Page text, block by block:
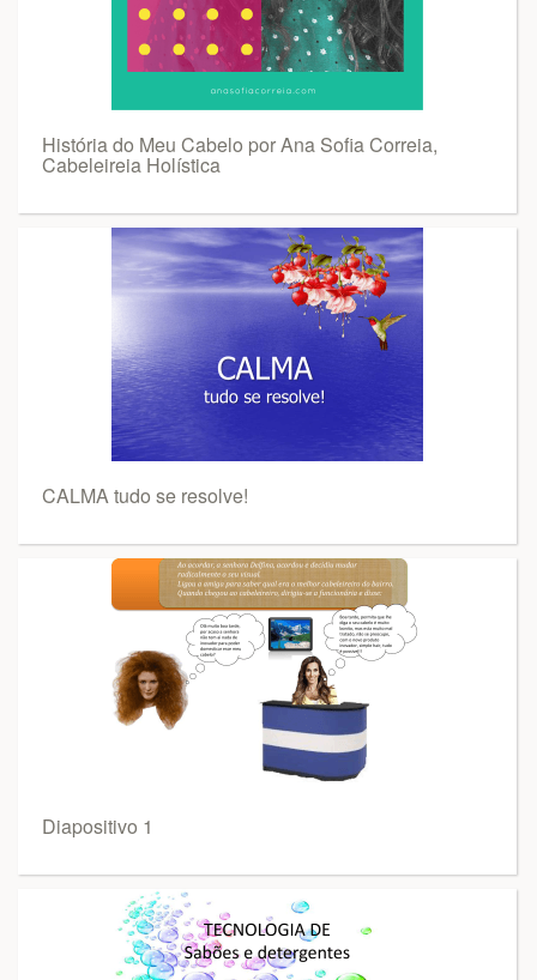
História do Meu Cabelo por Ana Sofia Correia,
Cabeleireia Holística
CALMA tudo se resolve!
Diapositivo 1